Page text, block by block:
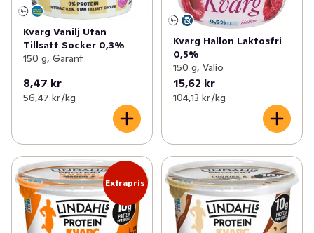
Kvarg Vanilj Utan
Tillsatt Socker 0,3%
150 g, Garant
8,47 kr
56,47 kr /kg
Kvarg Hallon Laktosfri
0,5%
150 g, Valio
15,62 kr
104,13 kr /kg
Extrapris